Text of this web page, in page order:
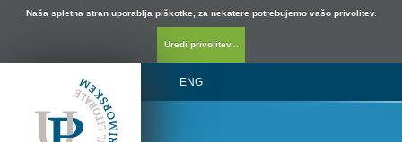
Naša spletna stran uporablja piškotke, za nekatere potrebujemo vašo privolitev.
Uredi privolitev...
ENG